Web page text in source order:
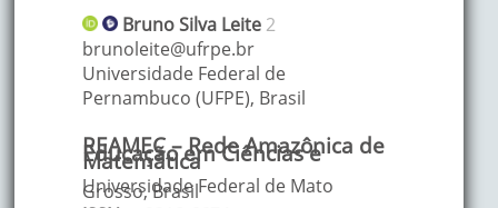
BrunoSilva Leite 2
brunoleite@ufrpe.br
Universidade Federal de
Pernambuco (UFPE), Brasil
REAMEC – Rede Amazônica de
Educação em Ciências e
Matemática
Universidade Federal de Mato
Grosso, Brasil